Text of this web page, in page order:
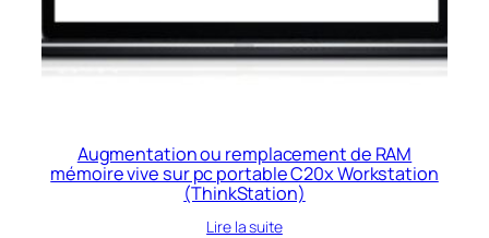
Augmentation ou remplacement de RAM
mémoire vive sur pc portable C20x Workstation
(ThinkStation)
Lire la suite